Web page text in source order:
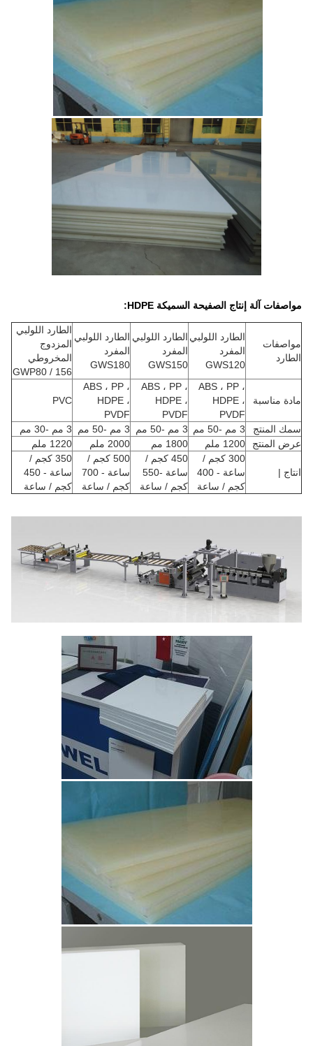
مواصفات آلة إنتاج الصفيحة السميكة HDPE:
مواصفات
الطارد
الطارد اللولبي
المفرد
GWS120
الطارد اللولبي
المفرد
GWS150
الطارد اللولبي
المفرد
GWS180
الطارد اللولبي
المزدوج
المخروطي
GWP80 / 156
مادة مناسبة
ABS ، PP ،
HDPE ،
PVDF
ABS ، PP ،
HDPE ،
PVDF
ABS ، PP ،
HDPE ،
PVDF
PVC
سمك المنتج
عرض المنتج
1200 ملم 1800 مم 2000 ملم 1220 ملم
انتاج |
300 كجم /
ساعة - 400
كجم / ساعة
450 كجم /
ساعة -550
كجم / ساعة
500 كجم /
ساعة - 700
كجم / ساعة
350 كجم /
ساعة - 450
كجم / ساعة